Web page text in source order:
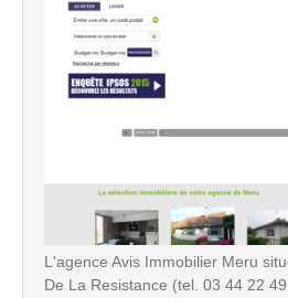
L'agence Avis Immobilier Meru
De La Resistance (tel. 03 44 22